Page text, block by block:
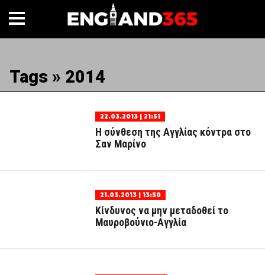
Tags » 2014
22.03.2013 | 21:51
Η σύνθεση της Αγγλίας κόντρα στο
Σαν Μαρίνο
21.03.2013 | 13:50
Κίνδυνος να μην μεταδοθεί το
Μαυροβούνιο-Αγγλία